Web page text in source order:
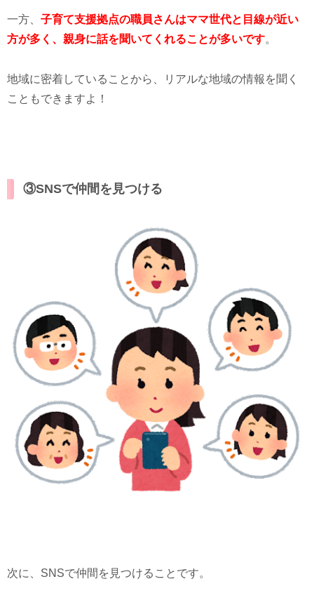
一方、 子育て支援拠点の職員さんはママ世代と目線が近い
方が多く、親身に話を聞いてくれることが多いです。
地域に密着していることから、リアルな地域の情報を聞く
こともできますよ！
③SNSで仲間を見つける
次に、SNSで仲間を見つけることです。